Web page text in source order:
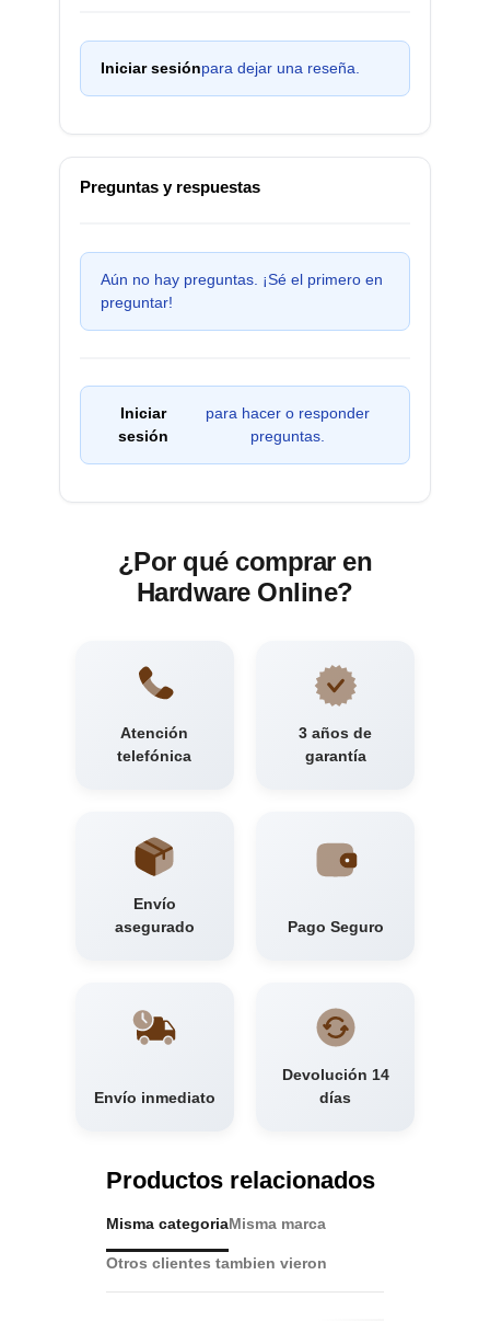
Iniciar sesiónpara dejar una reseña.
Preguntas y respuestas
Aún no hay preguntas. ¡Sé el primero en
preguntar!
Iniciar
sesión
para hacer o responder
preguntas.
¿Por qué comprar en
Hardware Online?
Atención
telefónica
3 años de
garantía
Envío
asegurado
Pago Seguro
Envío inmediato
Devolución 14
días
Productos relacionados
Misma categoriaMisma marca
Otros clientes tambien vieron